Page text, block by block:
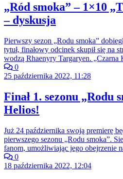
„Ród smoka” – 1×10
– dyskusja
Pierwszy sezon „Rodu smoka”
tytuł, finałowy odcinek skupił się na
wodzą Rhaenyry Targaryen.
0
25 października 2022, 11:28
Finał 1. sezonu „Rodu
Helios!
Już 24 października swoją premierę
pierwszego sezonu „Rodu smoka”.
fanom, umożliwiając jego obejrzenie
0
18 października 2022, 12:04